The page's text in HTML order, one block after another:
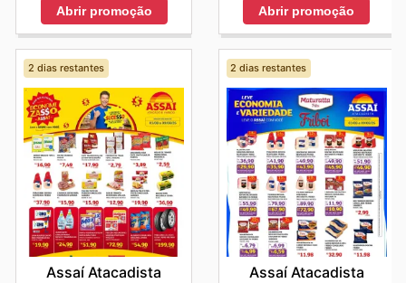
Abrir promoção Abrir promoção
2 dias restantes
Assaí Atacadista
2 dias restantes
Assaí Atacadista